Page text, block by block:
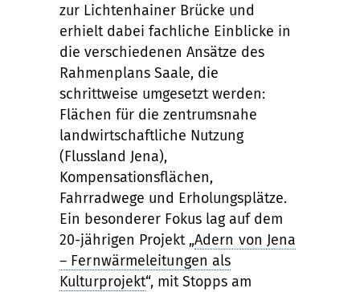
zur Lichtenhainer Brücke und
erhielt dabei fachliche Einblicke in
die verschiedenen Ansätze des
Rahmenplans Saale, die
schrittweise umgesetzt werden:
Flächen für die zentrumsnahe
landwirtschaftliche Nutzung
(Flussland Jena),
Kompensationsflächen,
Fahrradwege und Erholungsplätze.
Ein besonderer Fokus lag auf dem
20-jährigen Projekt „Adern von Jena
– Fernwärmeleitungen als
Kulturprojekt“, mit Stopps am